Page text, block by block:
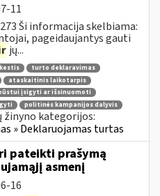
11
Ši informacija skelbiama:
pageidaujantys gauti
jų...
turto deklaravimas
ataskaitinis laikotarpis
įsigyti ar išsinuomoti
politinės kampanijos dalyvis
žinyno kategorijos:
» Deklaruojamas turtas
pateikti prašymą
asmenį
16